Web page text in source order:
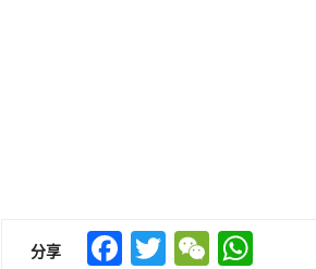
分享 Facebook
TwitterWeChat